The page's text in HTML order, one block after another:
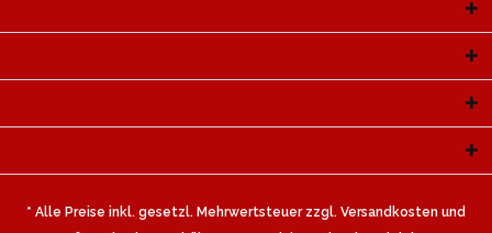
* Alle Preise inkl. gesetzl. Mehrwertsteuer zzgl. Versandkosten und